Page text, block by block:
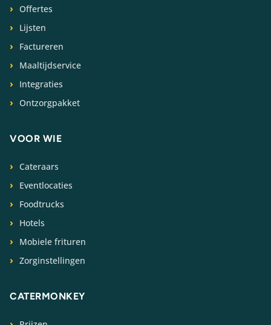
Offertes
Lijsten
Factureren
Maaltijdservice
Integraties
Ontzorgpakket
VOOR WIE
Cateraars
Eventlocaties
Foodtrucks
Hotels
Mobiele frituren
Zorginstellingen
CATERMONKEY